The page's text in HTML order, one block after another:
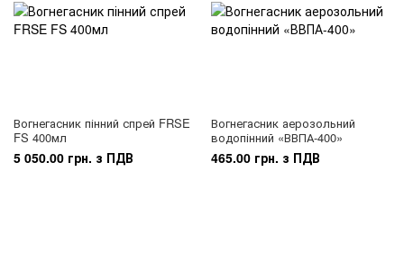
Вогнегасник пінний спрей FRSE
FS 400мл
5 050.00 грн. з ПДВ
Вогнегасник аерозольний
водопінний «ВВПА-400»
465.00 грн. з ПДВ